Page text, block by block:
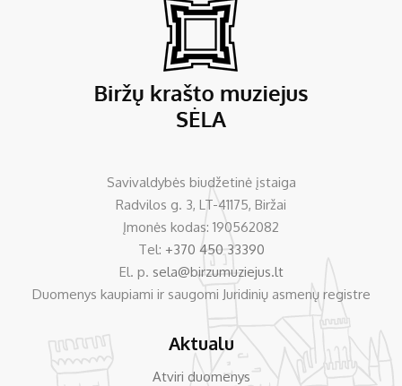
Savivaldybės biudžetinė įstaiga
Radvilos g. 3, LT-41175, Biržai
Įmonės kodas: 190562082
Tel: +370 450 33390
El. p. sela@birzumuziejus.lt
Duomenys kaupiami ir saugomi Juridinių asmenų registre
Aktualu
Atviri duomenys